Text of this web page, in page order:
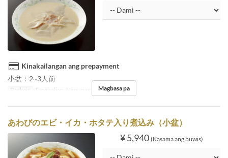
Kinakailangan ang prepayment
小盆：2~3人前
Pagkain Tanghalian, Hapunan Magbasa pa
あわびのエビ・イカ・ホタテ入り煮込み（小盆）
¥ 5,940 (Kasama ang buwis)